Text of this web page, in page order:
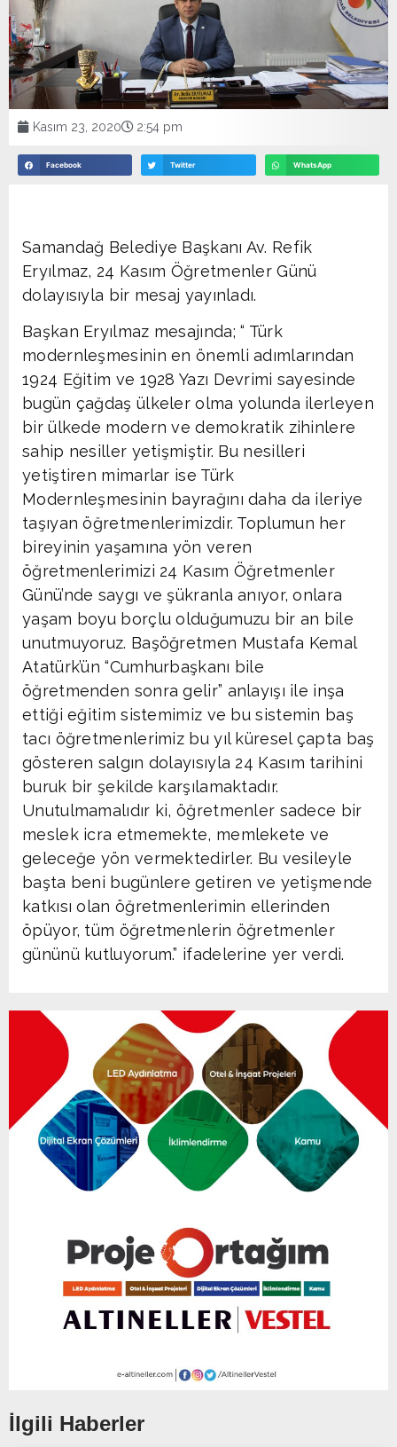
Kasım 23, 2020 2:54 pm
Facebook Twitter WhatsApp
Samandağ Belediye Başkanı Av. Refik
Eryılmaz, 24 Kasım Öğretmenler Günü
dolayısıyla bir mesaj yayınladı.
Başkan Eryılmaz mesajında; “ Türk
modernleşmesinin en önemli adımlarından
1924 Eğitim ve 1928 Yazı Devrimi sayesinde
bugün çağdaş ülkeler olma yolunda ilerleyen
bir ülkede modern ve demokratik zihinlere
sahip nesiller yetişmiştir. Bu nesilleri
yetiştiren mimarlar ise Türk
Modernleşmesinin bayrağını daha da ileriye
taşıyan öğretmenlerimizdir. Toplumun her
bireyinin yaşamına yön veren
öğretmenlerimizi 24 Kasım Öğretmenler
Günü’nde saygı ve şükranla anıyor, onlara
yaşam boyu borçlu olduğumuzu bir an bile
unutmuyoruz. Başöğretmen Mustafa Kemal
Atatürk’ün “Cumhurbaşkanı bile
öğretmenden sonra gelir” anlayışı ile inşa
ettiği eğitim sistemimiz ve bu sistemin baş
tacı öğretmenlerimiz bu yıl küresel çapta baş
gösteren salgın dolayısıyla 24 Kasım tarihini
buruk bir şekilde karşılamaktadır.
Unutulmamalıdır ki, öğretmenler sadece bir
meslek icra etmemekte, memlekete ve
geleceğe yön vermektedirler. Bu vesileyle
başta beni bugünlere getiren ve yetişmende
katkısı olan öğretmenlerimin ellerinden
öpüyor, tüm öğretmenlerin öğretmenler
gününü kutluyorum.” ifadelerine yer verdi.
İlgili Haberler